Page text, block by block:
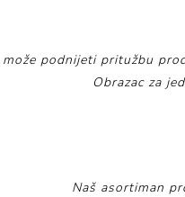
može podnijeti pritužbu
Obrazac za
Naš asortiman